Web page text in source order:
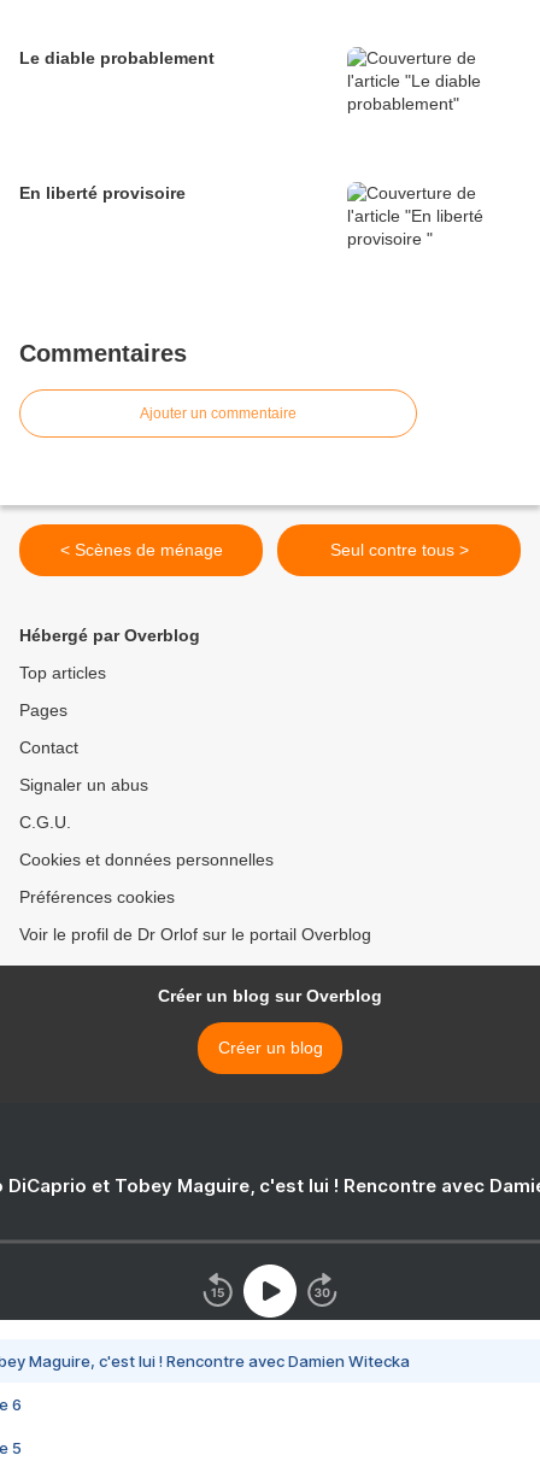
Le diable probablement
En liberté provisoire
Commentaires
Ajouter un commentaire
< Scènes de ménage Seul contre tous >
Hébergé par Overblog
Top articles
Pages
Contact
Signaler un abus
C.G.U.
Cookies et données personnelles
Préférences cookies
Voir le profil de Dr Orlof sur le portail Overblog
Créer un blog sur Overblog
Créer un blog
DiCaprio et Tobey Maguire, c'est lui ! Rencontre avec
Maguire, c'est lui ! Rencontre avec Damien Witecka
6
5